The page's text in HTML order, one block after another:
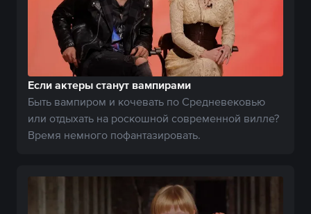
Если актеры станут вампирами
Быть вампиром и кочевать по Средневековью
или отдыхать на роскошной современной вилле?
Время немного пофантазировать.